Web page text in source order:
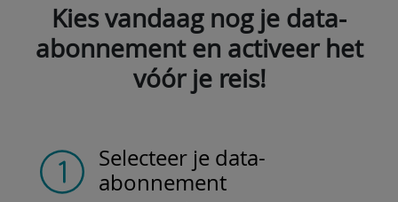
Kies vandaag nog je data-
abonnement en activeer het
vóór je reis!
Selecteer je data-
abonnement